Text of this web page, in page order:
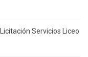
Servicios Liceo